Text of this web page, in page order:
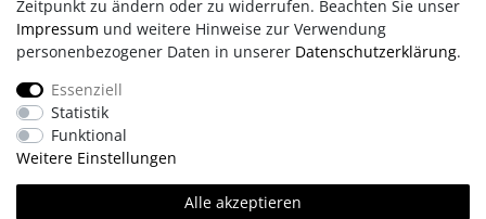
Impressum AGB Daten­schutz­erklärung
Retouren/Reklamationen
Kontakt Team
Zeitpunkt zu ändern oder zu widerrufen. Beachten Sie unser
Impressum und weitere Hinweise zur Verwendung
personenbezogener Daten in unserer Daten­schutz­erklärung.
Essenziell
Statistik
Funktional
Weitere Einstellungen
Alle akzeptieren